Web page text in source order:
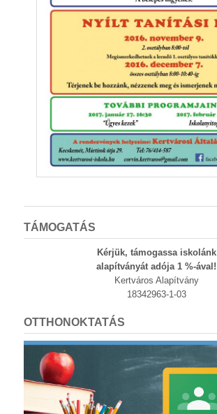
TÁMOGATÁS
Kérjük, támogassa iskolánk
alapítványát adója 1 %-ával!
Kertváros Alapítvány
18342963-1-03
OTTHONOKTATÁS